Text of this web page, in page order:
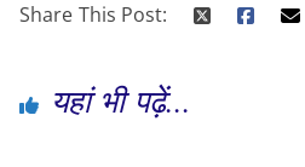
Share This Post:
यहां भी पढ़ें...